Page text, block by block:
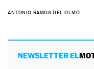
ANTONIO RAMOS DEL OLMO
NEWSLETTER EL